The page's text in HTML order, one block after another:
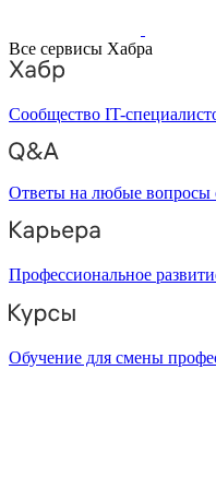
Все сервисы Хабра
Сообщество IT-
Ответы на любые вопросы
Профессиональное
Обучение для смены